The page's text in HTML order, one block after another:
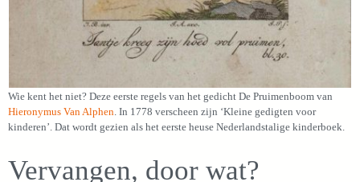
Wie kent het niet? Deze eerste regels van het gedicht De Pruimenboom van
Hieronymus Van Alphen . In 1778 verscheen zijn ‘Kleine gedigten voor
kinderen’. Dat wordt gezien als het eerste heuse Nederlandstalige kinderboek.
Vervangen, door wat?